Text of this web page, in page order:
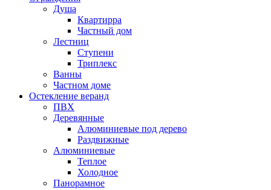
Душа
Квартирра
Частный дом
Лестниц
Ступени
Триплекс
Ванны
Частном доме
Остекление веранд
ПВХ
Деревянные
Алюминиевые под дерево
Раздвижные
Алюминиевые
Теплое
Холодное
Панорамное